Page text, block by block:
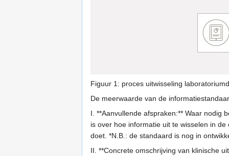
Figuur 1: proces uitwisseling
De meerwaarde van de
I. **Aanvullende afspraken:** Waar nodig
is over hoe informatie uit te wisselen in
doet. *N.B.: de standaard is nog in
II. **Concrete omschrijving van klinische